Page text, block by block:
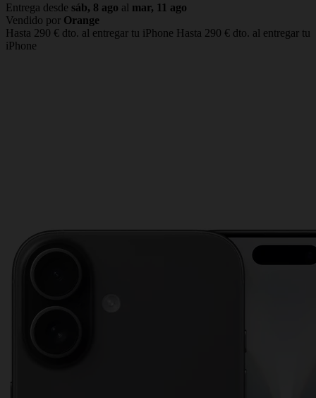
Entrega desde sáb, 8 ago al mar, 11 ago
Vendido por Orange
Hasta 290 € dto. al entregar tu iPhone Hasta 290 € dto. al entregar tu
iPhone